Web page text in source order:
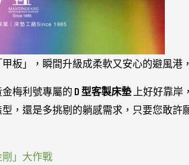
板」，瞬間升級成柔軟又安心的避風港
梅利號專屬的 D 型客製床墊 上好好靠
，還是多挑剔的躺感需求，只要您敢許
」大作戰